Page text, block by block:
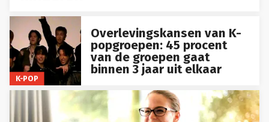
K-POP
Overlevingskansen van K-
popgroepen: 45 procent
van de groepen gaat
binnen 3 jaar uit elkaar